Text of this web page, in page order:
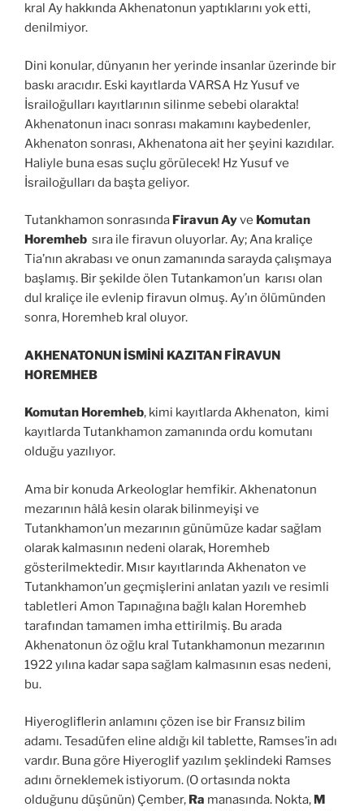
kral Ay hakkında Akhenatonun yaptıklarını yok etti,
denilmiyor.
Dini konular, dünyanın her yerinde insanlar üzerinde bir
baskı aracıdır. Eski kayıtlarda VARSA Hz Yusuf ve
İsrailoğulları kayıtlarının silinme sebebi olarakta!
Akhenatonun inacı sonrası makamını kaybedenler,
Akhenaton sonrası, Akhenatona ait her şeyini kazıdılar.
Haliyle buna esas suçlu görülecek! Hz Yusuf ve
İsrailoğulları da başta geliyor.
Tutankhamon sonrasında FiravunAyve Komutan
Horemheb sıra ile firavun oluyorlar. Ay; Ana kraliçe
Tia’nın akrabası ve onun zamanında sarayda çalışmaya
başlamış. Bir şekilde ölen Tutankamon’un karısı olan
dul kraliçe ile evlenip firavun olmuş. Ay’ın ölümünden
sonra, Horemheb kral oluyor.
AKHENATONUN İSMİNİ KAZITAN FİRAVUN
HOREMHEB
Komutan Horemheb, kimi kayıtlarda Akhenaton, kimi
kayıtlarda Tutankhamon zamanında ordu komutanı
olduğu yazılıyor.
Ama bir konuda Arkeologlar hemfikir. Akhenatonun
mezarının hâlâ kesin olarak bilinmeyişi ve
Tutankhamon’un mezarının günümüze kadar sağlam
olarak kalmasının nedeni olarak, Horemheb
gösterilmektedir. Mısır kayıtlarında Akhenaton ve
Tutankhamon’un geçmişlerini anlatan yazılı ve resimli
tabletleri Amon Tapınağına bağlı kalan Horemheb
tarafından tamamen imha ettirilmiş. Bu arada
Akhenatonun öz oğlu kral Tutankhamonun mezarının
1922 yılına kadar sapa sağlam kalmasının esas nedeni,
bu.
Hiyerogliflerin anlamını çözen ise bir Fransız bilim
adamı. Tesadüfen eline aldığı kil tablette, Ramses’in adı
vardır. Buna göre Hiyeroglif yazılım şeklindeki Ramses
adını örneklemek istiyorum. (O ortasında nokta
olduğunu düşünün) Çember, Ra manasında. Nokta, M